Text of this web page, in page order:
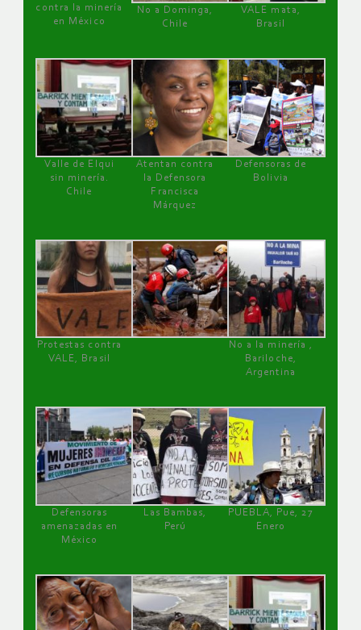
contra la minería
en México
No a Dominga,
Chile
VALE mata,
Brasil
Valle de Elqui
sin minería.
Chile
Atentan contra
la Defensora
Francisca
Márquez
Defensoras de
Bolivia
Protestas contra
VALE, Brasil
No a la minería ,
Bariloche,
Argentina
Defensoras
amenazadas en
México
Las Bambas,
Perú
PUEBLA, Pue, 27
Enero